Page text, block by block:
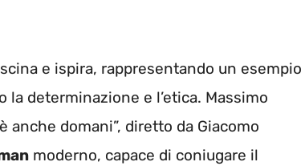
e ispira, rappresentando un esempio
determinazione e l’etica. Massimo
anche domani”, diretto da Giacomo
moderno, capace di coniugare il